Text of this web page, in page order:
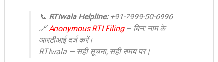
📞 RTIwala Helpline:+91-7999-50-6996
🔗Anonymous RTIFiling– बिना नाम के
आरटीआई दर्ज करें।
RTIwala — सही सूचना, सही समय पर।